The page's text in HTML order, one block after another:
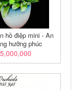
hồ điệp mini - An
hưởng phúc
5,000,000